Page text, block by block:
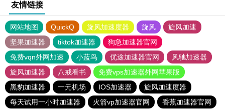
友情链接
网站地图 QuickQ 旋风加速度器 旋风
旋风加速
坚果加速器
tiktok加速器
狗急加速器官网
免费vqn外网加速
小蓝鸟 优途加速器官网
风驰加速器
旋风加速器
八戒看书
免费vps加速器外网苹果版
黑豹加速器
一元机场 IOS加速器
旋风加速度器
每天试用一小时加速器
火箭vp加速器官网 香蕉加速器官网